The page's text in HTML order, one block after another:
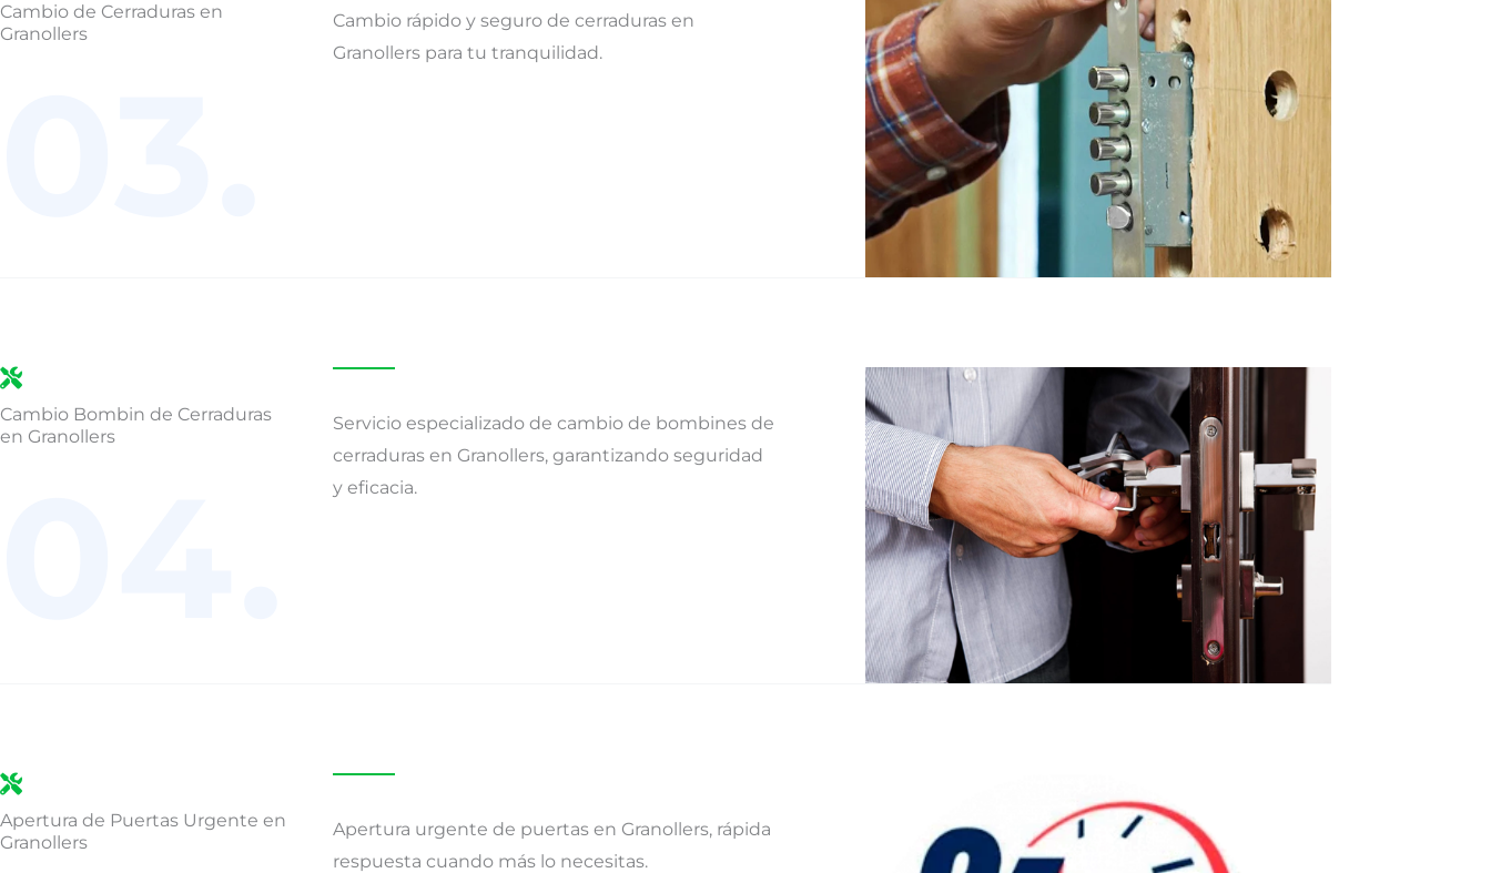
Cambio de Cerraduras en
Granollers
Cambio rápido y seguro de cerraduras en
Granollers para tu tranquilidad.
Cambio Bombin de Cerraduras
en Granollers
Servicio especializado de cambio de bombines de
cerraduras en Granollers, garantizando seguridad
y eficacia.
Apertura de Puertas Urgente en
Granollers
Apertura urgente de puertas en Granollers, rápida
respuesta cuando más lo necesitas.